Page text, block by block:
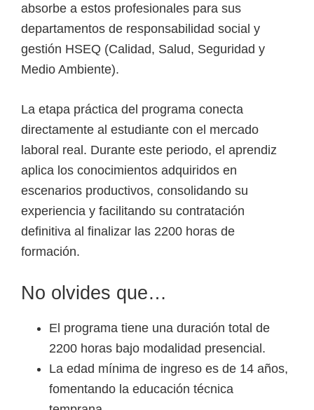
absorbe a estos profesionales para sus
departamentos de responsabilidad social y
gestión HSEQ (Calidad, Salud, Seguridad y
Medio Ambiente).
La etapa práctica del programa conecta
directamente al estudiante con el mercado
laboral real. Durante este periodo, el aprendiz
aplica los conocimientos adquiridos en
escenarios productivos, consolidando su
experiencia y facilitando su contratación
definitiva al finalizar las 2200 horas de
formación.
No olvides que…
El programa tiene una duración total de
2200 horas bajo modalidad presencial.
La edad mínima de ingreso es de 14 años,
fomentando la educación técnica